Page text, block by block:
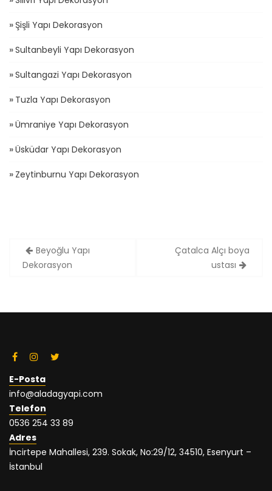
Şişli Yapı Dekorasyon
Sultanbeyli Yapı Dekorasyon
Sultangazi Yapı Dekorasyon
Tuzla Yapı Dekorasyon
Ümraniye Yapı Dekorasyon
Üsküdar Yapı Dekorasyon
Zeytinburnu Yapı Dekorasyon
Yazı
dolaşımı
Beyoğlu Yapı
Dekorasyon
Çatalca Alçı boya
ustası
E-Posta
info@aladagyapi.com
Telefon
0536 254 33 89
Adres
İncirtepe Mahallesi, 239. Sokak, No:29/12, 34510, Esenyurt –
İstanbul